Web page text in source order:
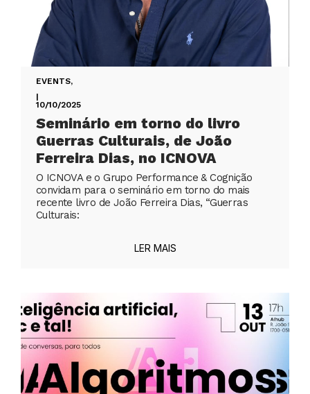
EVENTS,
|
10/10/2025
Seminário em torno do livro
Guerras Culturais, de João
Ferreira Dias, no ICNOVA
O ICNOVA e o Grupo Performance & Cognição
convidam para o seminário em torno do mais
recente livro de João Ferreira Dias, “Guerras
Culturais:
LER MAIS